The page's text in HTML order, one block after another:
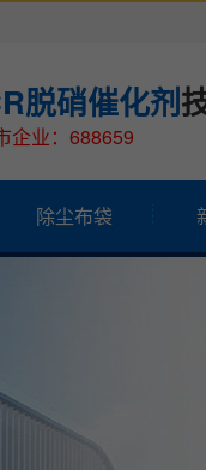
脱硝催化剂
企业：688659
除尘布袋